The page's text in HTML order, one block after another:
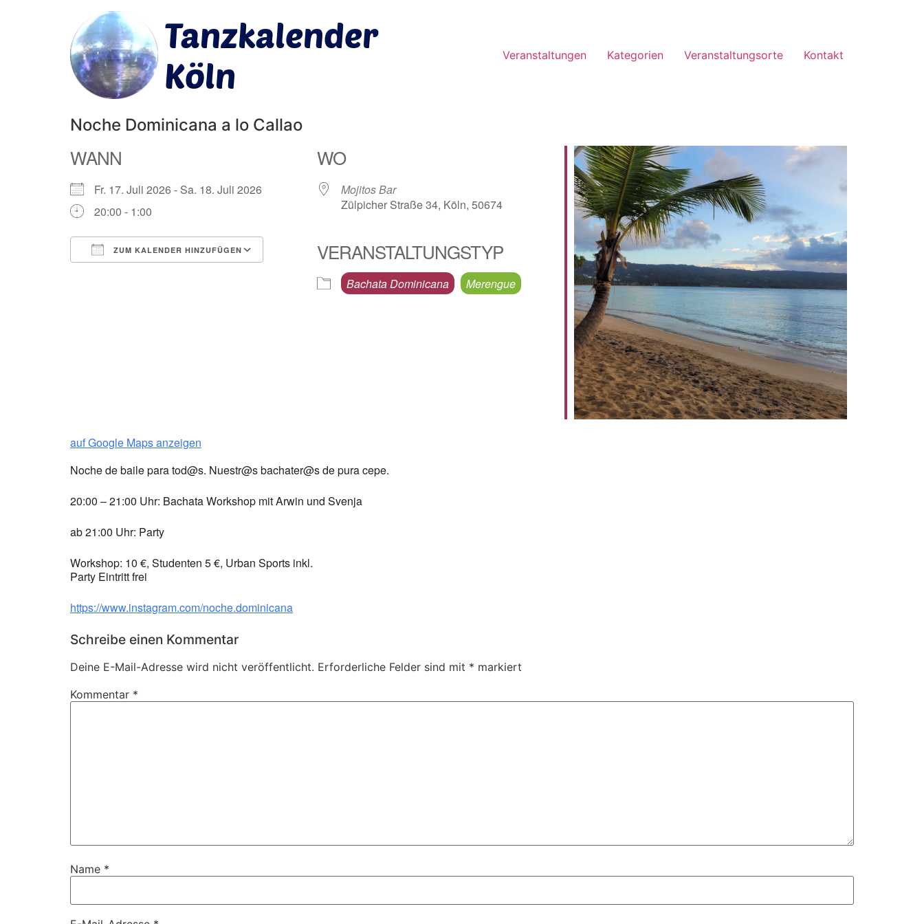
Veranstaltungen Kategorien Veranstaltungsorte Kontakt
Noche Dominicana a lo Callao
WANN
Fr. 17. Juli 2026 - Sa. 18. Juli 2026
20:00 - 1:00
ZUM KALENDER HINZUFÜGEN
Google Kalender iCalendar Office 365 Outlook Live
WO
Mojitos Bar
Zülpicher Straße 34, Köln, 50674
VERANSTALTUNGSTYP
Bachata Dominicana Merengue
auf Google Maps anzeigen
Noche de baile para tod@s. Nuestr@s bachater@s de pura cepe.
20:00 – 21:00 Uhr: Bachata Workshop mit Arwin und Svenja
ab 21:00 Uhr: Party
Workshop: 10 €, Studenten 5 €, Urban Sports inkl.
Party Eintritt frei
https://www.instagram.com/noche.dominicana
Schreibe einen Kommentar
Deine E-Mail-Adresse wird nicht veröffentlicht. Erforderliche Felder sind mit * markiert
Kommentar *
Name *